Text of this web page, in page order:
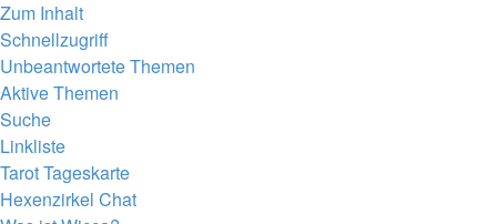
Zum Inhalt
Schnellzugriff
Unbeantwortete Themen
Aktive Themen
Suche
Linkliste
Tarot Tageskarte
Hexenzirkel Chat